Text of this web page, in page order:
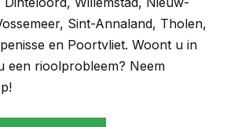
Sint-Annaland, Tholen,
en Poortvliet. Woont u in
een rioolprobleem? Neem